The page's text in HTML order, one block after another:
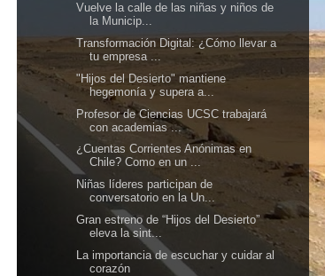
Vuelve la calle de las niñas y niños de
la Municip...
Transformación Digital: ¿Cómo llevar a
tu empresa ...
"Hijos del Desierto" mantiene
hegemonía y supera a...
Profesor de Ciencias UCSC trabajará
con academias ...
¿Cuentas Corrientes Anónimas en
Chile? Como en un ...
Niñas líderes participan de
conversatorio en la Un...
Gran estreno de “Hijos del Desierto”
eleva la sint...
La importancia de escuchar y cuidar al
corazón